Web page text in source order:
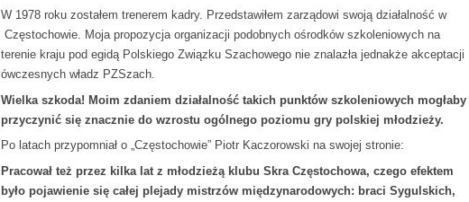
W 1978 roku zostałem trenerem kadry. Przedstawiłem zarządowi swoją działalność w
Częstochowie. Moja propozycja organizacji podobnych ośrodków szkoleniowych na
terenie kraju pod egidą Polskiego Związku Szachowego nie znalazła jednakże akceptacji
ówczesnych władz PZSzach.
Wielka szkoda! Moim zdaniem działalność takich punktów szkoleniowych mogłaby
przyczynić się znacznie do wzrostu ogólnego poziomu gry polskiej młodzieży.
Po latach przypomniał o „Częstochowie” Piotr Kaczorowski na swojej stronie:
Pracował też przez kilka lat z młodzieżą klubu Skra Częstochowa, czego efektem
było pojawienie się całej plejady mistrzów międzynarodowych: braci Sygulskich,